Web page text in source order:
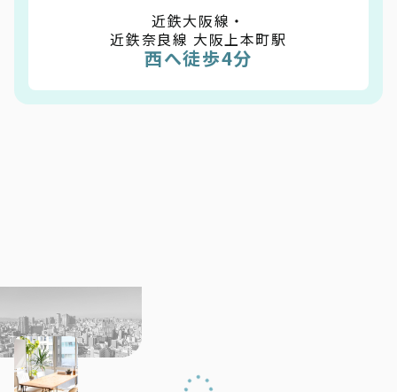
近鉄大阪線・
近鉄奈良線 大阪上本町駅
西へ徒歩4分